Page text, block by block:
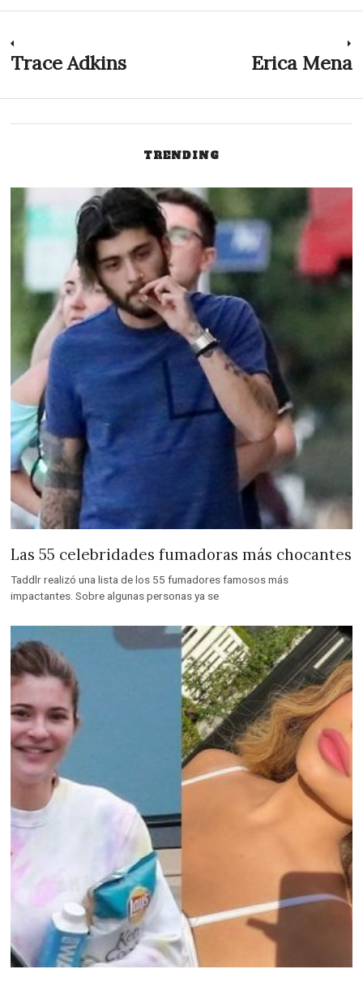
Navegación
de
Previous
Trace Adkins Erica Mena
TRENDING
Las 55 celebridades fumadoras más chocantes
Taddlr realizó una lista de los 55 fumadores famosos más
impactantes. Sobre algunas personas ya se